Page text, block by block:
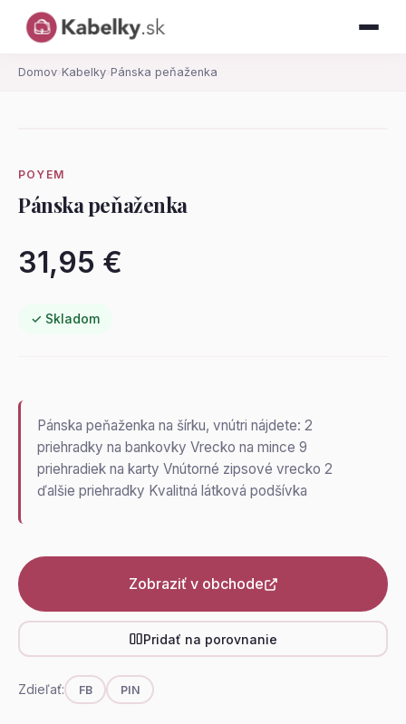
Domov› Kabelky› Pánska peňaženka
POYEM
Pánska peňaženka
31,95 €
✓ Skladom
Pánska peňaženka na šírku, vnútri nájdete: 2
priehradky na bankovky Vrecko na mince 9
priehradiek na karty Vnútorné zipsové vrecko 2
ďalšie priehradky Kvalitná látková podšívka
Zobraziť v obchode
Pridať na porovnanie
Zdieľať: FB PIN